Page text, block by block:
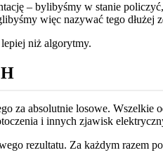
– bylibyśmy w stanie
więc nazywać tego dłużej
niż algorytmy.
za absolutnie losowe. Wszelkie
i innych zjawisk
rezultatu. Za każdym razem